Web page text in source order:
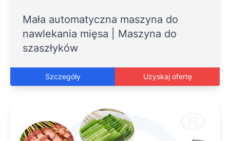
Mała automatyczna maszyna do
nawlekania mięsa | Maszyna do
szaszłyków
Szczegóły Uzyskaj ofertę